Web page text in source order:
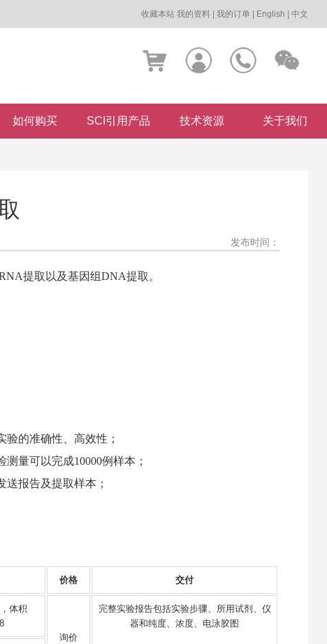
收藏本站 我的资料 |我的订单 English |中文
如何购买 SCI引用产品 技术资源 关于我们
发布时间：
提取以及基因组DNA提取。
的准确性、高效性；
量可以完成10000例样本；
报告及提取样本；
价格 交付
体积
询价
完整实验报告包括实验步骤、所用试剂、仪
器和纯度、浓度、电泳胶图